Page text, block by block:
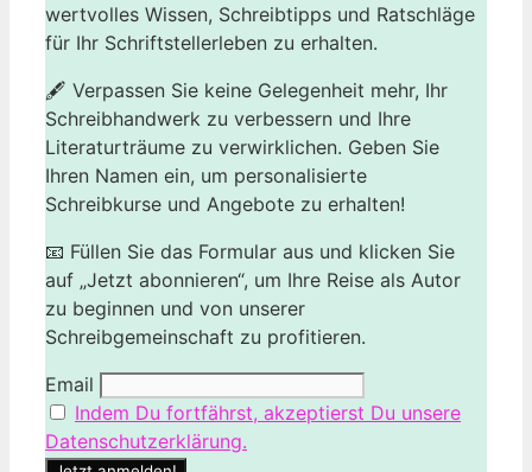
wertvolles Wissen, Schreibtipps und Ratschläge
für Ihr Schriftstellerleben zu erhalten.
🖋️ Verpassen Sie keine Gelegenheit mehr, Ihr
Schreibhandwerk zu verbessern und Ihre
Literaturträume zu verwirklichen. Geben Sie
Ihren Namen ein, um personalisierte
Schreibkurse und Angebote zu erhalten!
📧 Füllen Sie das Formular aus und klicken Sie
auf „Jetzt abonnieren“, um Ihre Reise als Autor
zu beginnen und von unserer
Schreibgemeinschaft zu profitieren.
Email
Indem Du fortfährst, akzeptierst Du unsere
Datenschutzerklärung.